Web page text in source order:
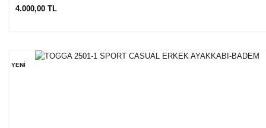
4.000,00 TL
YENİ